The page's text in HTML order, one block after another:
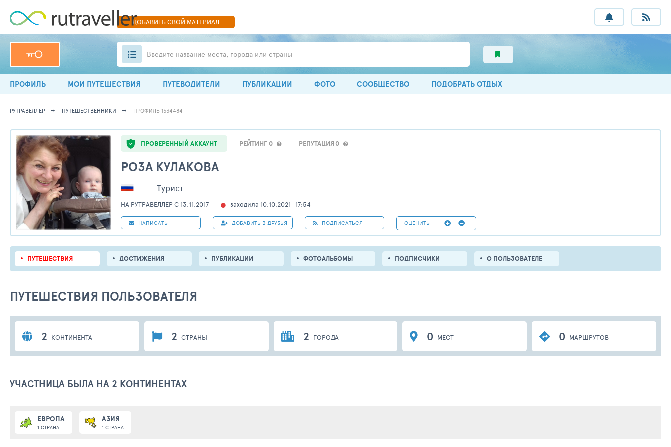
ДОБАВИТЬСВОЙ МАТЕРИАЛ
Введите название места, города или страны
ПРОФИЛЬ МОИ ПУТЕШЕСТВИЯ ПУТЕВОДИТЕЛИ ПУБЛИКАЦИИ ФОТО СООБЩЕСТВО ПОДОБРАТЬ ОТДЫХ
РУТРАВЕЛЛЕР ПУТЕШЕСТВЕННИКИ ПРОФИЛЬ 1534484
ПРОВЕРЕННЫЙ АККАУНТ РЕЙТИНГ 0 РЕПУТАЦИЯ 0
РОЗА КУЛАКОВА
Турист
НА РУТРАВЕЛЛЕР C 13.11.2017 заходила 10.10.2021 17:54
НАПИСАТЬ ДОБАВИТЬ В ДРУЗЬЯ ПОДПИСАТЬСЯ ОЦЕНИТЬ
ПУТЕШЕСТВИЯ ДОСТИЖЕНИЯ ПУБЛИКАЦИИ ФОТОАЛЬБОМЫ ПОДПИСЧИКИ О ПОЛЬЗОВАТЕЛЕ
ПУТЕШЕСТВИЯ ПОЛЬЗОВАТЕЛЯ
2 КОНТИНЕНТА 2 СТРАНЫ 2 ГОРОДА 0 МЕСТ 0 МАРШРУТОВ
УЧАСТНИЦА БЫЛА НА 2 КОНТИНЕНТАХ
ЕВРОПА
1 СТРАНА
АЗИЯ
1 СТРАНА